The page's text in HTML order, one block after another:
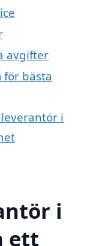
avgifter
bästa
i
i
ett